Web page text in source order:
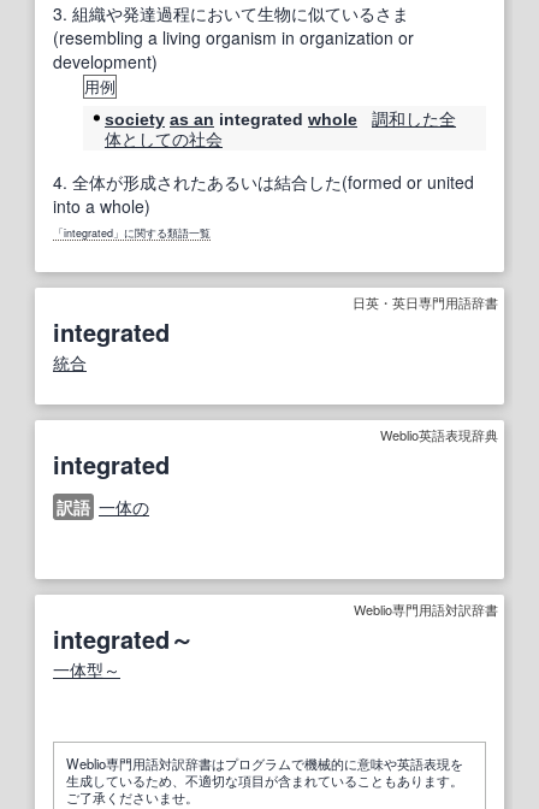
3. 組織や発達過程において生物に似ているさま
(resembling a living organism in organization or
development)
用例
society as an integrated whole 調和した全
体としての社会
4. 全体が形成されたあるいは結合した(formed or united
into a whole)
「integrated」に関する類語一覧
日英・英日専門用語辞書
integrated
統合
Weblio英語表現辞典
integrated
訳語 一体の
Weblio専門用語対訳辞書
integrated～
一体型～
Weblio専門用語対訳辞書はプログラムで機械的に意味や英語表現を
生成しているため、不適切な項目が含まれていることもあります。
ご了承くださいませ。